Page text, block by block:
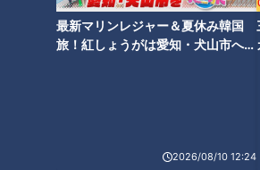
最新マリンレジャー＆夏休み韓国
旅！紅しょうがは愛知・犬山市へ
2026/08/10 12:24
オススメ関連コンテンツ